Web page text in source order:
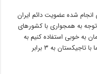
شده عضویت دائم ایران
توجه به همجواری با کشورهای
به خوبی استفاده کنیم به
طوری که در یک مدت کمی مراودات تجاری ما با تاجیکستان به ۳ برابر